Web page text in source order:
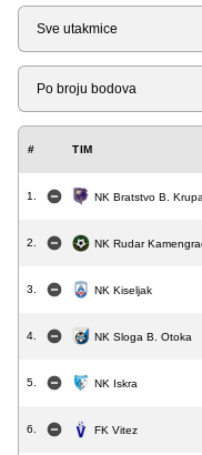
Tip
Liga
# TIM
1. NK Bratstvo B. Krupa
2. NK Rudar
3. NK Kiseljak
4. NK Sloga B. Otoka
5. NK Iskra
6. FK Vitez